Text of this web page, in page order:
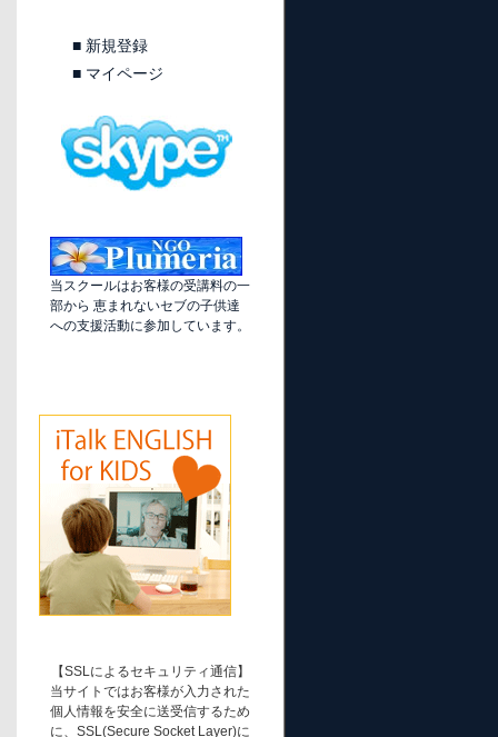
■ 新規登録
■ マイページ
当スクールはお客様の受講料の一
部から 恵まれないセブの子供達
への支援活動に参加しています。
【SSLによるセキュリティ通信】
当サイトではお客様が入力された
個人情報を安全に送受信するため
に、SSL(Secure Socket Layer)に